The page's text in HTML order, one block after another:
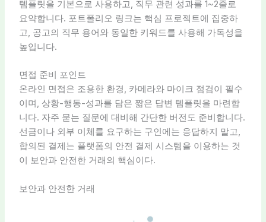
템플릿을 기본으로 사용하고, 직무 관련 성과를 1~2줄로
요약합니다. 포트폴리오 링크는 핵심 프로젝트에 집중하
고, 공고의 직무 용어와 동일한 키워드를 사용해 가독성을
높입니다.
면접 준비 포인트
온라인 면접은 조용한 환경, 카메라와 마이크 점검이 필수
이며, 상황-행동-성과를 담은 짧은 답변 템플릿을 마련합
니다. 자주 묻는 질문에 대비해 간단한 버전도 준비합니다.
선금이나 외부 이체를 요구하는 구인에는 응답하지 말고,
합의된 결제는 플랫폼의 안전 결제 시스템을 이용하는 것
이 보안과 안전한 거래의 핵심이다.
보안과 안전한 거래